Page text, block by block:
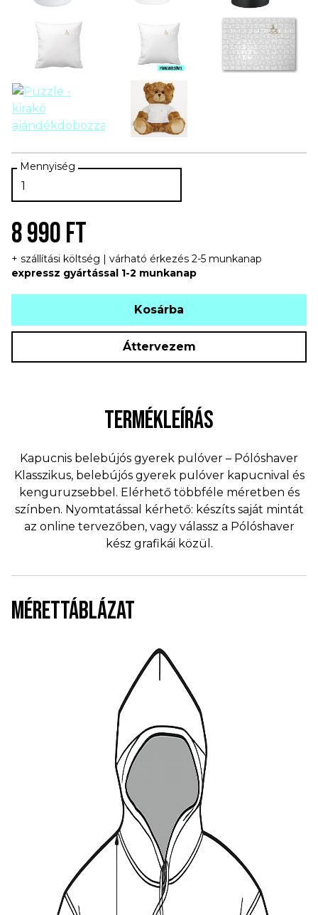
8 990 FT
+ szállítási költség | várható érkezés 2-5 munkanap
expressz gyártással 1-2 munkanap
Kosárba
Áttervezem
TERMÉKLEÍRÁS
Kapucnis belebújós gyerek pulóver – Pólóshaver
Klasszikus, belebújós gyerek pulóver kapucnival és
kenguruzsebbel. Elérhető többféle méretben és
színben. Nyomtatással kérhető: készíts saját mintát
az online tervezőben, vagy válassz a Pólóshaver
kész grafikái közül.
MÉRETTÁBLÁZAT